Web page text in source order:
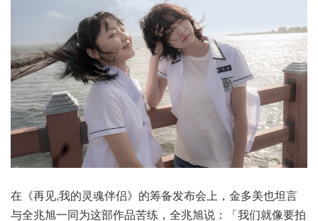
在《再见,我的灵魂伴侣》的筹备发布会上，金多美也坦言
与全兆旭一同为这部作品苦练，全兆旭说：「我们就像要拍